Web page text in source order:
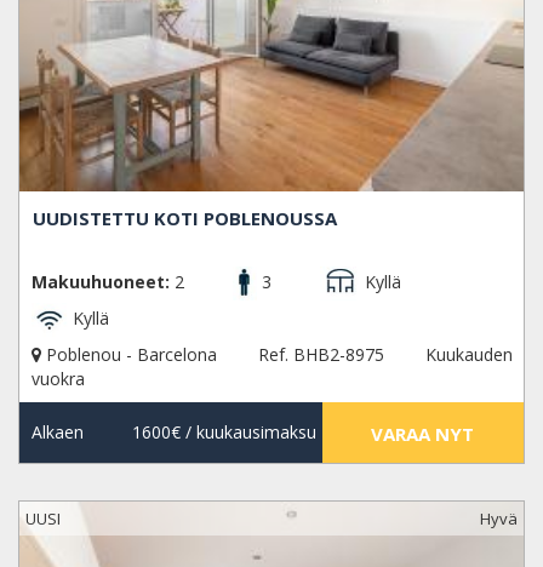
UUDISTETTU KOTI POBLENOUSSA
Makuuhuoneet: 2 3
Kyllä
Kyllä
Poblenou - Barcelona
Ref. BHB2-8975
Kuukauden
vuokra
Alkaen 1600€/ kuukausimaksu VARAA NYT
UUSI Hyvä